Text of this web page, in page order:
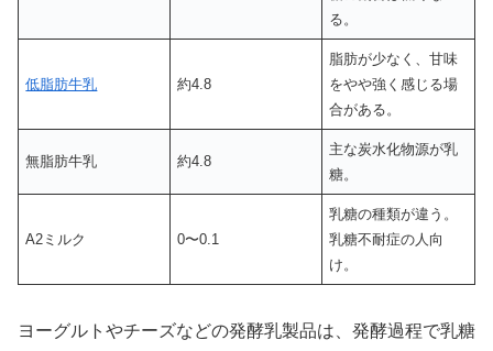
る。
低脂肪牛乳 約4.8
脂肪が少なく、甘味
をやや強く感じる場
合がある。
無脂肪牛乳 約4.8
主な炭水化物源が乳
糖。
A2ミルク 0〜0.1
乳糖の種類が違う。
乳糖不耐症の人向
け。
ヨーグルトやチーズなどの発酵乳製品は、発酵過程で乳糖